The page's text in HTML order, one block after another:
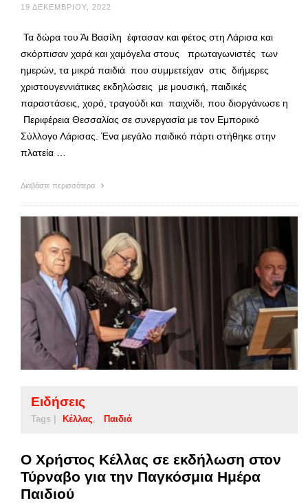
19 ΔΕΚΕΜΒΡΊΟΥ, 2022
Τα δώρα του Άι Βασίλη έφτασαν και φέτος στη Λάρισα και
σκόρπισαν χαρά και χαμόγελα στους πρωταγωνιστές των
ημερών, τα μικρά παιδιά που συμμετείχαν στις διήμερες
χριστουγεννιάτικες εκδηλώσεις με μουσική, παιδικές
παραστάσεις, χορό, τραγούδι και παιχνίδι, που διοργάνωσε η
Περιφέρεια Θεσσαλίας σε συνεργασία με τον Εμπορικό
Σύλλογο Λάρισας. Ένα μεγάλο παιδικό πάρτι στήθηκε στην
πλατεία …
Διαβάστε περισσότερα
Ειδήσεις
Tags | Κέλλας Παιδιά
O Xρήστος Κέλλας σε εκδήλωση στον
Τύρναβο για την Παγκόσμια Ημέρα
Παιδιού